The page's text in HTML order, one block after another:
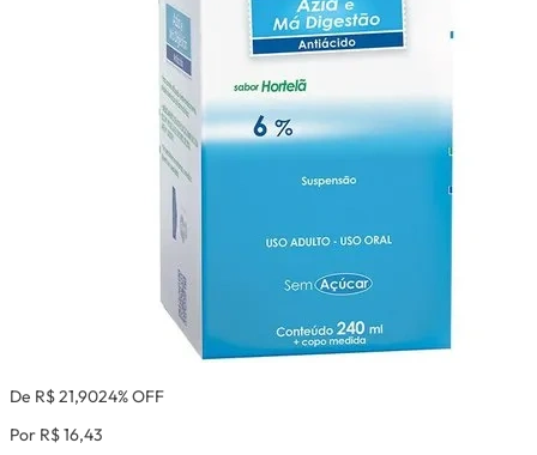
De R$ 21,9024% OFF
Por R$ 16,43